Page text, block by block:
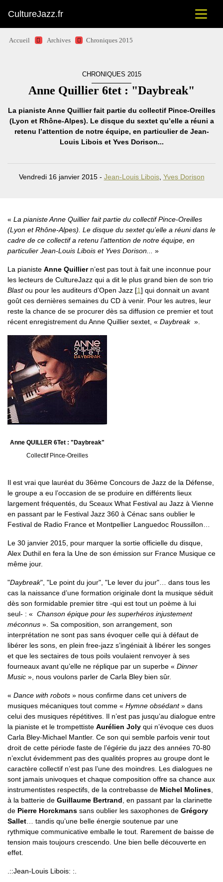
CultureJazz.fr
Accueil Archives Chroniques 2015
CHRONIQUES 2015
Anne Quillier 6tet : "Daybreak"
La pianiste Anne Quillier fait partie du collectif Pince-Oreilles
(Lyon et Rhône-Alpes). Le disque du sextet qu’elle a réuni a
retenu l’attention de notre équipe, en particulier de Jean-
Louis Libois et Yves Dorison...
Vendredi 16 janvier 2015 - Jean-Louis Libois, Yves Dorison
La pianiste Anne Quillier fait partie du collectif Pince-Oreilles
(Lyon et Rhône-Alpes). Le disque du sextet qu’elle a réuni dans le
cadre de ce collectif a retenu l’attention de notre équipe, en
particulier Jean-Louis Libois et Yves Dorison...
La pianiste Anne Quilliern’est pas tout à fait une inconnue pour
les lecteurs de CultureJazz qui a dit le plus grand bien de son trio
Blastou pour les auditeurs d’Open Jazz [1] qui donnait un avant
goût ces dernières semaines du CD à venir. Pour les autres, leur
reste la chance de se procurer dès sa diffusion ce premier et tout
récent enregistrement du Anne Quillier sextet, « Daybreak ».
Anne QUILLER 6Tet : "Daybreak"
Collectif Pince-Oreilles
Il est vrai que lauréat du 36ème Concours de Jazz de la Défense,
le groupe a eu l’occasion de se produire en différents lieux
largement fréquentés, du Sceaux What Festival au Jazz à Vienne
en passant par le Festival Jazz 360 à Cénac sans oublier le
Festival de Radio France et Montpellier Languedoc Roussillon…
Le 30 janvier 2015, pour marquer la sortie officielle du disque,
Alex Duthil en fera la Une de son émission sur France Musique ce
même jour.
"Daybreak", "Le point du jour", "Le lever du jour"… dans tous les
cas la naissance d’une formation originale dont la musique séduit
dès son formidable premier titre -qui est tout un poème à lui
seul- : « Chanson épique pour les superhéros injustement
méconnus ». Sa composition, son arrangement, son
interprétation ne sont pas sans évoquer celle qui à défaut de
libérer les sons, en plein free-jazz s’ingéniait à libérer les songes
et que les sectaires de tous poils voulaient renvoyer à ses
fourneaux avant qu’elle ne réplique par un superbe « Dinner
Music », nous voulons parler de Carla Bley bien sûr.
« Dance with robots » nous confirme dans cet univers de
musiques mécaniques tout comme « Hymne obsédant» dans
celui des musiques répétitives. Il n’est pas jusqu’au dialogue entre
la pianiste et le trompettiste Aurélien Joly qui n’évoque ces duos
Carla Bley-Michael Mantler. Ce son qui semble parfois venir tout
droit de cette période faste de l’égérie du jazz des années 70-80
n’exclut évidemment pas des qualités propres au groupe dont le
caractère collectif n’est pas l’une des moindres. Les dialogues ne
sont jamais univoques et chaque composition offre sa chance aux
instrumentistes respectifs, de la contrebasse de Michel Molines
à la batterie de Guillaume Bertrand , en passant par la clarinette
de Pierre Horckmans sans oublier les saxophones de Grégory
Sallet … tandis qu’une belle énergie soutenue par une
rythmique communicative emballe le tout. Rarement de baisse de
tension mais toujours crescendo. Une bien belle découverte en
effet.
.::Jean-Louis Libois: :.